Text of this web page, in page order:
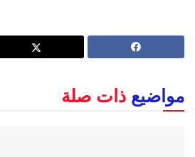
مواضيع ذات صلة